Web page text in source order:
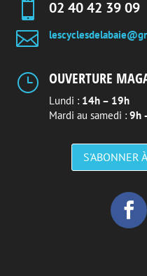
 02 40 42 39 09

} OUVERTURE
Lundi : 14h – 19h
Mardi au samedi : 9h
S'ABONNER